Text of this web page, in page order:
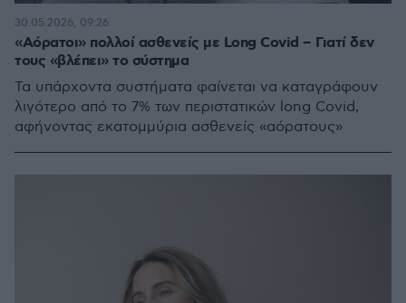
«Αόρατοι» πολλοί ασθενείς με Long Covid – Γιατί δεν
τους «βλέπει» το σύστημα
Τα υπάρχοντα συστήματα φαίνεται να καταγράφουν
λιγότερο από το 7% των περιστατικών long Covid,
αφήνοντας εκατομμύρια ασθενείς «αόρατους»
30.05.2026, 09:26